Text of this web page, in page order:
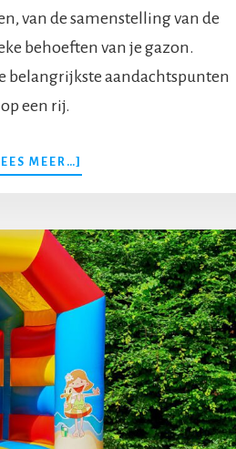
van de samenstelling van de
behoeften van je gazon.
belangrijkste aandachtspunten
op een rij.
MEER…]
MOET
LETTEN
BIJ
HET
KIEZEN
VAN
BESTE
GAZONKALK